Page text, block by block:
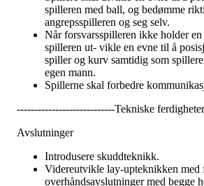
spilleren med ball, og bedømme
angrepsspilleren og seg selv.
Når forsvarsspilleren ikke holder
spilleren ut- vikle en evne til å
spiller og kurv samtidig som
egen mann.
Spillerne skal forbedre
----------------------------Tekniske
Avslutninger
Introdusere skuddteknikk.
Videreutvikle lay-upteknikken med
overhåndsavslutninger med begge